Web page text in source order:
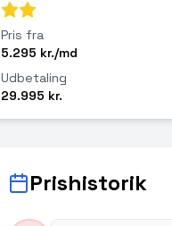
Pris fra
5.295 kr./md
Udbetaling
29.995 kr.
Prishistorik